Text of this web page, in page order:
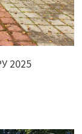
2025